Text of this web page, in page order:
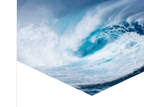
Aller